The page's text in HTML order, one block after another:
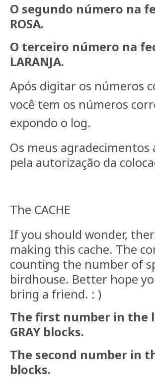
O segundo número na
ROSA.
O terceiro número na
LARANJA.
Após digitar os números
você tem os números
expondo o log.
Os meus
pela autorização da
The CACHE
If you should wonder,
making this cache. The
counting the number of
birdhouse. Better hope
bring a friend. : )
The first number in the
GRAY blocks.
The second number in
blocks.